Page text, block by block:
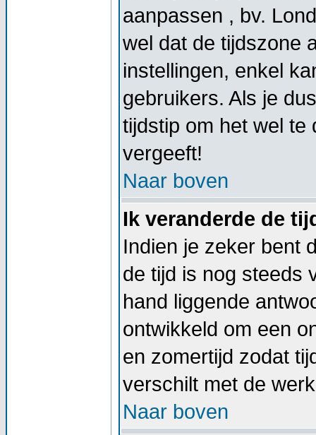
aanpassen , bv.
wel dat de tijdszone
instellingen, enkel
gebruikers. Als je
tijdstip om het wel te
vergeeft!
Naar boven
Ik veranderde de
Indien je zeker bent
de tijd is nog steeds
hand liggende
ontwikkeld om een
en zomertijd zodat
verschilt met de
Naar boven